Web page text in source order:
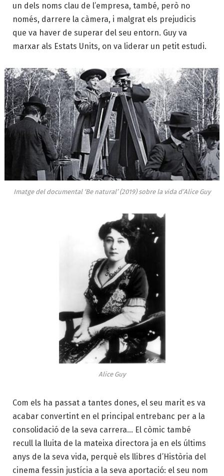
un dels noms clau de l’empresa, també, però no
només, darrere la càmera, i malgrat els prejudicis
que va haver de superar del seu entorn. Guy va
marxar als Estats Units, on va liderar un petit estudi.
Imatge del documental ‘Be natural’ (2019) sobre la vida d’Alice Guy
Alice Guy
Com els ha passat a tantes dones, el seu marit es va
acabar convertint en el principal entrebanc per a la
consolidació de la seva carrera… El còmic també
recull la lluita de la mateixa directora ja en els últims
anys de la seva vida, perquè els llibres d’Història del
cinema fessin justícia a la seva aportació: el seu nom